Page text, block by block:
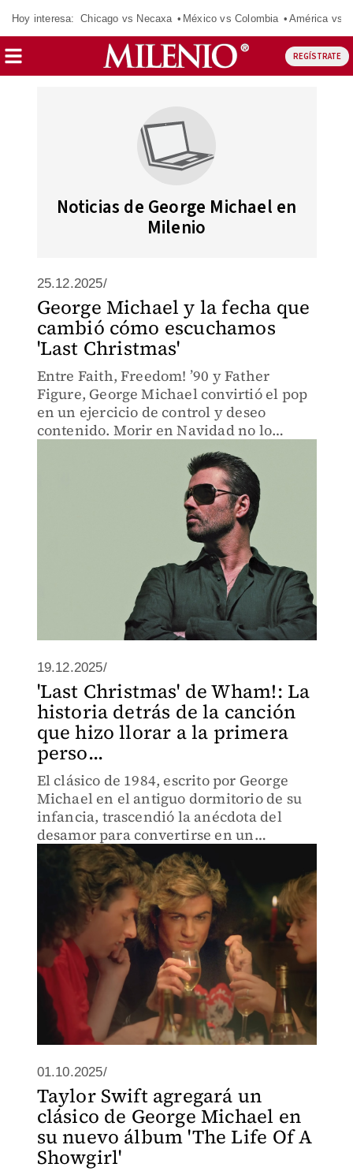
Hoy interesa: Chicago vs Necaxa México vs Colombia América vs
REGÍSTRATE
Noticias de George Michael en
Milenio
25.12.2025/
George Michael y la fecha que
cambió cómo escuchamos
'Last Christmas'
Entre Faith, Freedom! ’90 y Father
Figure, George Michael convirtió el pop
en un ejercicio de control y deseo
contenido. Morir en Navidad no lo
mitificó; reordenó su obra como lo que
siempre fue: pop elegante y
profundamente humano.
19.12.2025/
'Last Christmas' de Wham!: La
historia detrás de la canción
que hizo llorar a la primera
perso...
El clásico de 1984, escrito por George
Michael en el antiguo dormitorio de su
infancia, trascendió la anécdota del
desamor para convertirse en un
fenómeno mundial.
01.10.2025/
Taylor Swift agregará un
clásico de George Michael en
su nuevo álbum 'The Life Of A
Showgirl'